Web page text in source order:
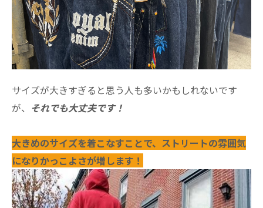
サイズが大きすぎると思う人も多いかもしれないです
が、 それでも大丈夫です！
大きめのサイズを着こなすことで、ストリートの雰囲気
になりかっこよさが増します！